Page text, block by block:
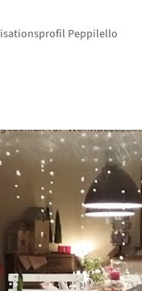
Peppilello